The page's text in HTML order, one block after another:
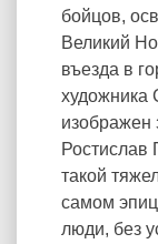
бойцов,
Великий
въезда в
Ростислав
такой
самом
люди, без